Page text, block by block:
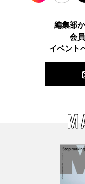
TikTok
編集部
会
イベント